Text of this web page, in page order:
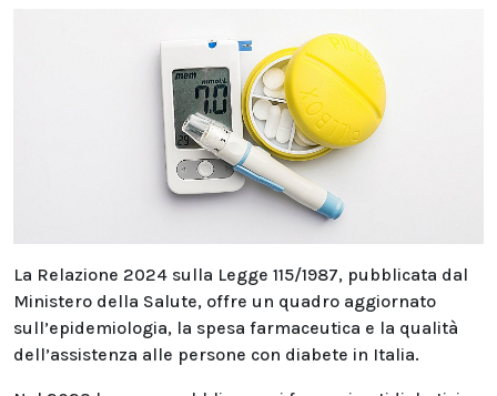
La Relazione 2024 sulla Legge 115/1987, pubblicata dal
Ministero della Salute, offre un quadro aggiornato
sull’epidemiologia, la spesa farmaceutica e la qualità
dell’assistenza alle persone con diabete in Italia.